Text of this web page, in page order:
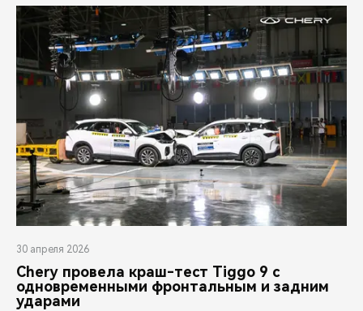
30 апреля 2026
Chery провела краш-тест Tiggo 9 с
одновременными фронтальным и задним
ударами